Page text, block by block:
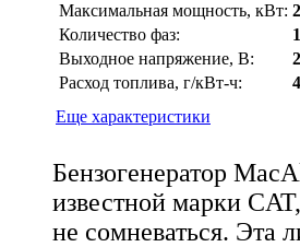
Максимальная мощность, кВт:
Количество фаз:
1
Выходное напряжение, В:
Расход топлива, г/кВт-ч:
Еще характеристики
Бензогенератор
известной марки
не сомневаться. Эта